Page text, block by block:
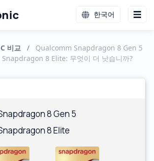
한국어
비교 /
Qualcomm Snapdragon 8 Gen 5
8 Elite: 무엇이 더 낫습니까?
8 Gen 5
8 Elite